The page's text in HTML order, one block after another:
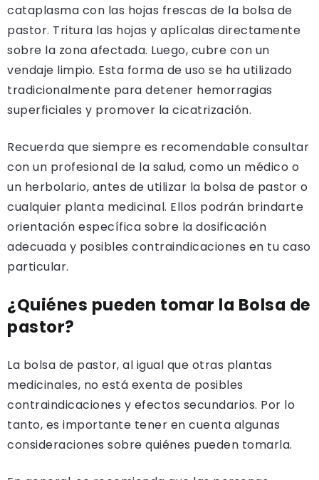
cataplasma con las hojas frescas de la bolsa de
pastor. Tritura las hojas y aplícalas directamente
sobre la zona afectada. Luego, cubre con un
vendaje limpio. Esta forma de uso se ha utilizado
tradicionalmente para detener hemorragias
superficiales y promover la cicatrización.
Recuerda que siempre es recomendable consultar
con un profesional de la salud, como un médico o
un herbolario, antes de utilizar la bolsa de pastor o
cualquier planta medicinal. Ellos podrán brindarte
orientación específica sobre la dosificación
adecuada y posibles contraindicaciones en tu caso
particular.
¿Quiénes pueden tomar la Bolsa de
pastor?
La bolsa de pastor, al igual que otras plantas
medicinales, no está exenta de posibles
contraindicaciones y efectos secundarios. Por lo
tanto, es importante tener en cuenta algunas
consideraciones sobre quiénes pueden tomarla.